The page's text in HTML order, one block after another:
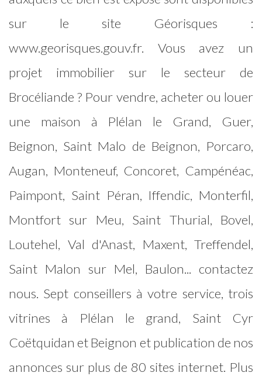
sur le site Géorisques :
www.georisques.gouv.fr. Vous avez un
projet immobilier sur le secteur de
Brocéliande ? Pour vendre, acheter ou louer
une maison à Plélan le Grand, Guer,
Beignon, Saint Malo de Beignon, Porcaro,
Augan, Monteneuf, Concoret, Campénéac,
Paimpont, Saint Péran, Iffendic, Monterfil,
Montfort sur Meu, Saint Thurial, Bovel,
Loutehel, Val d'Anast, Maxent, Treffendel,
Saint Malon sur Mel, Baulon... contactez
nous. Sept conseillers à votre service, trois
vitrines à Plélan le grand, Saint Cyr
Coëtquidan et Beignon et publication de nos
annonces sur plus de 80 sites internet. Plus